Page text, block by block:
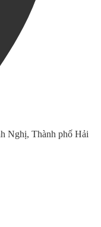
Nghị, Thành phố Hải